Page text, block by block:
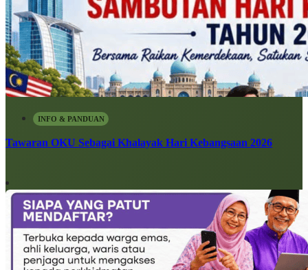
INFO & PANDUAN
Tawaran OKU Sebagai Khalayak Hari Kebangsaan 2026